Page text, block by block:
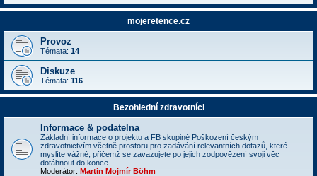
mojeretence.cz
Provoz
Témata: 14
Diskuze
Témata: 116
Bezohlední zdravotníci
Informace & podatelna
Základní informace o projektu a FB skupině Poškození českým
zdravotnictvím včetně prostoru pro zadávání relevantních dotazů, které
myslíte vážně, přičemž se zavazujete po jejich zodpovězení svoji věc
dotáhnout do konce.
Moderátor: Martin Mojmír Böhm